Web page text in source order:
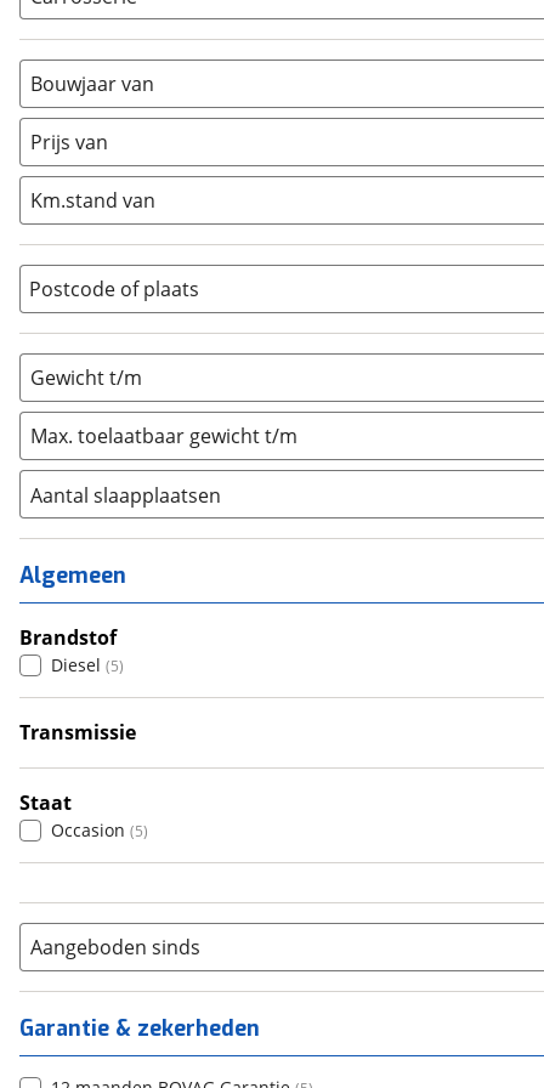
Alkoof (0)
Busmodel
Caravan (0)
Half-integraal
Integraal (0)
Opzetunit (0
Vouwwagen (0)
Bouwjaar van
Prijs van
Km.stand van
Postcode of plaats
Gewicht t/m
Max. toelaatbaar gewicht t/m
Aantal slaapplaatsen
1 (0)
2 (1)
3 (0)
4 (4)
5 (0)
6+ (0)
Algemeen
Brandstof
Diesel (5)
Transmissie
Staat
Occasion (5)
Aangeboden sinds
Garantie & zekerheden